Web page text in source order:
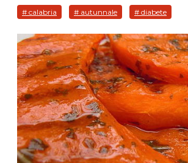
# calabria # autunnale # diabete